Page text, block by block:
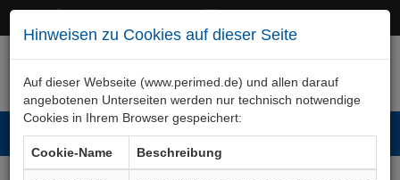
Hinweisen zu Cookies auf dieser Seite
Auf dieser Webseite (www.perimed.de) und allen darauf
angebotenen Unterseiten werden nur technisch notwendige
Cookies in Ihrem Browser gespeichert:
Cookie-Name
Beschreibung